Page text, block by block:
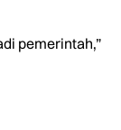
pemerintah,”